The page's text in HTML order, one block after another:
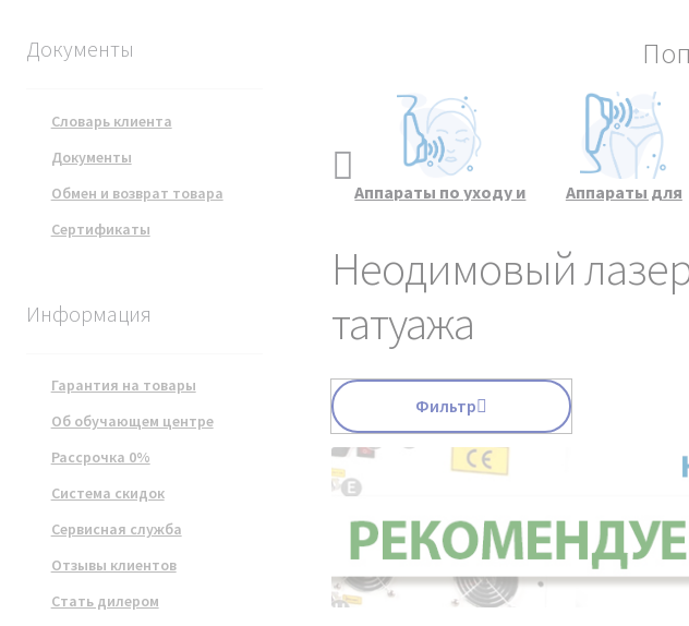
Курсы
косметологии.
Все товары
Аппараты по уходу и
Аппараты для
коррекции
Неодимовый лазер
татуажа
Фильтр
Документы
Словарь клиента
Документы
Обмен и возврат товара
Сертификаты
Информация
Гарантия на товары
Об обучающем центре
Рассрочка 0%
Система скидок
Сервисная служба
Отзывы клиентов
Стать дилером